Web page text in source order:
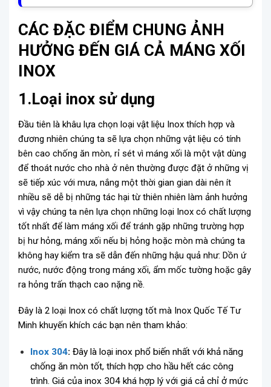
CÁC ĐẶC ĐIỂM CHUNG ẢNH
HƯỞNG ĐẾN GIÁ CẢ MÁNG XỐI
INOX
1.Loại inox sử dụng
Đầu tiên là khâu lựa chọn loại vật liệu Inox thích hợp và
đương nhiên chúng ta sẽ lựa chọn những vật liệu có tính
bên cao chống ăn mòn, rỉ sét vì máng xối là một vật dùng
để thoát nước cho nhà ở nên thường được đặt ở những vị
sẽ tiếp xúc với mưa, nắng một thời gian gian dài nên ít
nhiều sẽ dễ bị những tác hại từ thiên nhiên làm ảnh hưởng
vì vậy chúng ta nên lựa chọn những loại Inox có chất lượng
tốt nhất để làm máng xối để tránh gặp những trường hợp
bị hư hỏng, máng xối nếu bị hỏng hoặc mòn mà chúng ta
không hay kiểm tra sẽ dẫn đến những hậu quả như: Dồn ứ
nước, nước động trong máng xối, ẩm mốc tường hoặc gây
ra hỏng trấn thạch cao nặng nề.
Đây là 2 loại Inox có chất lượng tốt mà Inox Quốc Tế Tư
Minh khuyến khích các bạn nên tham khảo:
Inox 304: Đây là loại inox phổ biến nhất với khả năng
chống ăn mòn tốt, thích hợp cho hầu hết các công
trình. Giá của inox 304 khá hợp lý với giá cả chỉ ở mức